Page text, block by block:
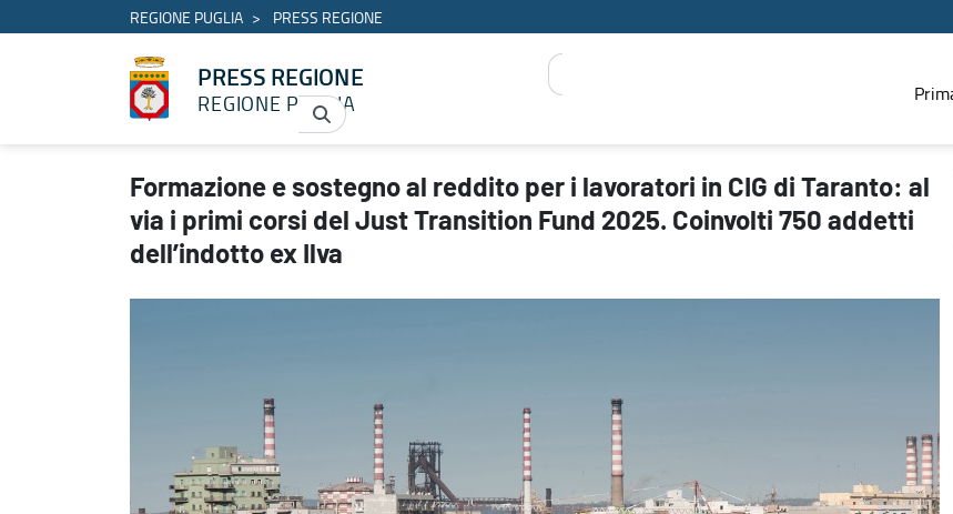
REGIONE PUGLIA PRESS REGIONE
PRESS REGIONE
REGIONE PUGLIA
Formazione e sostegno al reddito per i lavoratori in CIG di Taranto: al via i primi corsi del Just Transition Fund 2025. Coinvolti
Formazione e sostegno al reddito per i lavoratori in CIG di Taranto: al
via i primi corsi del Just Transition Fund 2025. Coinvolti 750 addetti
dell’indotto ex Ilva